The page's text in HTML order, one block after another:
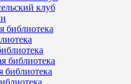
клуб
библиотека
библиотека
библиотека